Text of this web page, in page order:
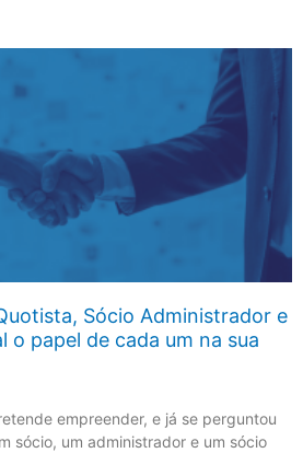
Sócio Administrador e
o papel de cada um na sua
empreender, e já se perguntou
sócio, um administrador e um sócio